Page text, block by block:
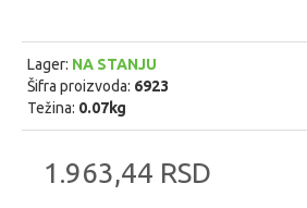
1.963,44 RSD
Lager: NA STANJU
Šifra proizvoda: 6923
Težina: 0.07kg